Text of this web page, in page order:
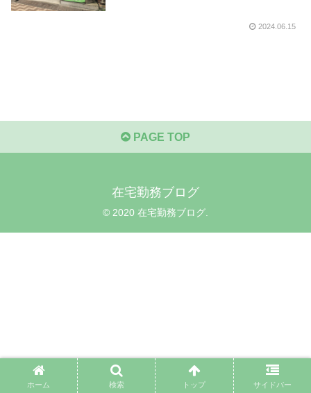
2024.06.15
PAGE TOP
在宅勤務ブログ
© 2020 在宅勤務ブログ.
ホーム 検索 トップ サイドバー